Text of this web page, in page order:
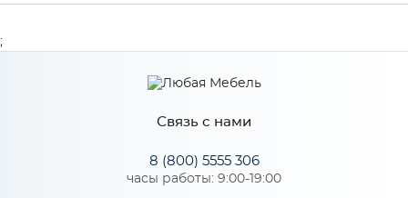
Связь с нами
8 (800) 5555 306
часы работы: 9:00-19:00
;